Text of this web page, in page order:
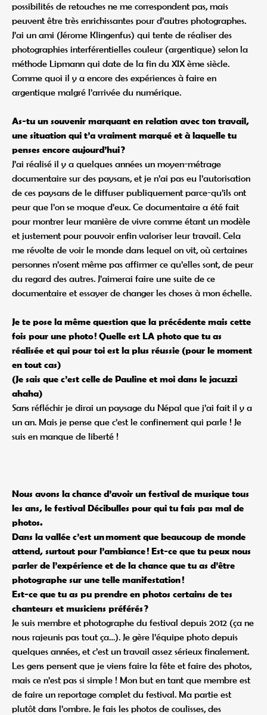
possibilités de retouches ne me correspondent pas, mais
peuvent être très enrichissantes pour d’autres photographes.
J’ai un ami (Jérome Klingenfus) qui tente de réaliser des
photographies interférentielles couleur (argentique) selon la
méthode Lipmann qui date de la fin du XIX ème siècle.
Comme quoi il y a encore des expériences à faire en
argentique malgré l’arrivée du numérique.
As-tu un souvenir marquant en relation avec ton travail,
une situation qui t’a vraiment marqué et à laquelle tu
penses encore aujourd’hui ?
J’ai réalisé il y a quelques années un moyen-métrage
documentaire sur des paysans, et je n’ai pas eu l’autorisation
de ces paysans de le diffuser publiquement parce-qu’ils ont
peur que l’on se moque d’eux. Ce documentaire a été fait
pour montrer leur manière de vivre comme étant un modèle
et justement pour pouvoir enfin valoriser leur travail. Cela
me révolte de voir le monde dans lequel on vit, où certaines
personnes n’osent même pas affirmer ce qu’elles sont, de peur
du regard des autres. J’aimerai faire une suite de ce
documentaire et essayer de changer les choses à mon échelle.
Je te pose la même question que la précédente mais cette
fois pour une photo ! Quelle est LA photo que tu as
réalisée et qui pour toi est la plus réussie (pour le moment
en tout cas)
(Je sais que c’est celle de Pauline et moi dans le jacuzzi
ahaha)
Sans réfléchir je dirai un paysage du Népal que j’ai fait il y a
un an. Mais je pense que c’est le confinement qui parle ! Je
suis en manque de liberté !
Nous avons la chance d’avoir un festival de musique tous
les ans, le festival Décibulles pour qui tu fais pas mal de
photos.
Dans la vallée c’est un moment que beaucoup de monde
attend, surtout pour l’ambiance ! Est-ce que tu peux nous
parler de l’expérience et de la chance que tu as d’être
photographe sur une telle manifestation !
Est-ce que tu as pu prendre en photos certains de tes
chanteurs et musiciens préférés ?
Je suis membre et photographe du festival depuis 2012 (ça ne
nous rajeunis pas tout ça…). Je gère l’équipe photo depuis
quelques années, et c’est un travail assez sérieux finalement.
Les gens pensent que je viens faire la fête et faire des photos,
mais ce n’est pas si simple ! Mon but en tant que membre est
de faire un reportage complet du festival. Ma partie est
plutôt dans l’ombre. Je fais les photos de coulisses, des